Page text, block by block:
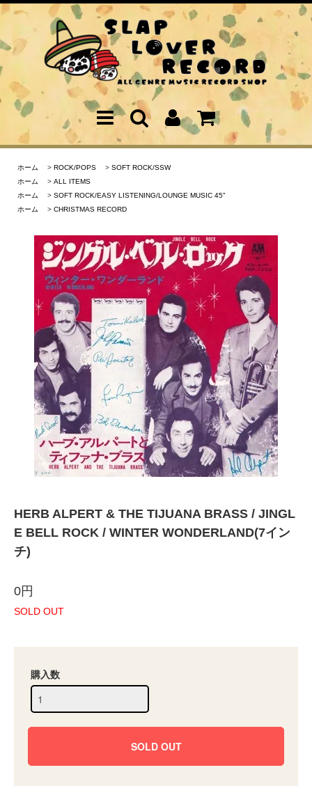
ホーム > ROCK/POPS > SOFT ROCK/SSW
ホーム
> ALL ITEMS
ホーム
> SOFT ROCK/EASY LISTENING/LOUNGE MUSIC 45"
ホーム
> CHRISTMAS RECORD
HERB ALPERT & THE TIJUANA BRASS / JINGL
E BELL ROCK / WINTER WONDERLAND(7イン
チ)
0円
SOLD OUT
購入数